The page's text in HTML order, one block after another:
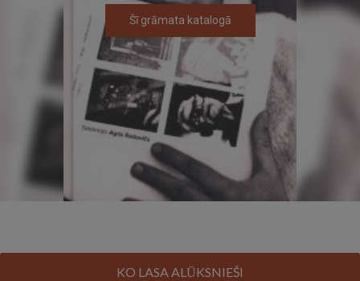
Šī grāmata katalogā
KO LASA ALŪKSNIEŠI